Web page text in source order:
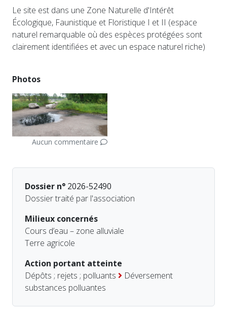
Le site est dans une Zone Naturelle d'Intérêt
Écologique, Faunistique et Floristique I et II (espace
naturel remarquable où des espèces protégées sont
clairement identifiées et avec un espace naturel riche)
Photos
Aucun commentaire
Dossier n° 2026-52490
Dossier traité par l'association
Milieux concernés
Cours d’eau – zone alluviale
Terre agricole
Action portant atteinte
Dépôts ; rejets ; polluants
Déversement
substances polluantes